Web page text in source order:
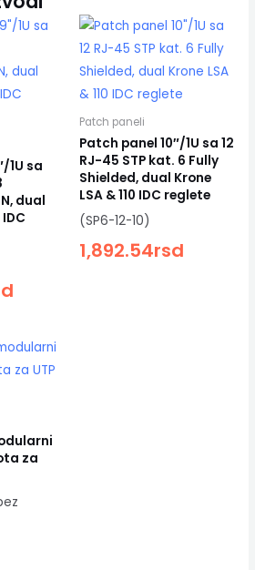
1U sa
dual
IDC
Patch paneli
Patch panel 10″/1U sa 12
RJ-45 STP kat. 6 Fully
Shielded, dual Krone
LSA & 110 IDC reglete
(SP6-12-10)
1,892.54rsd
za